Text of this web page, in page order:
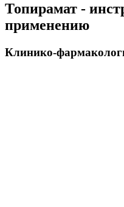
Топирамат -
применению
Клинико-